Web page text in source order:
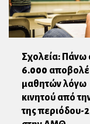
Σχολεία: Πάνω
6.000
μαθητών λόγω
κινητού από
της περιόδου-